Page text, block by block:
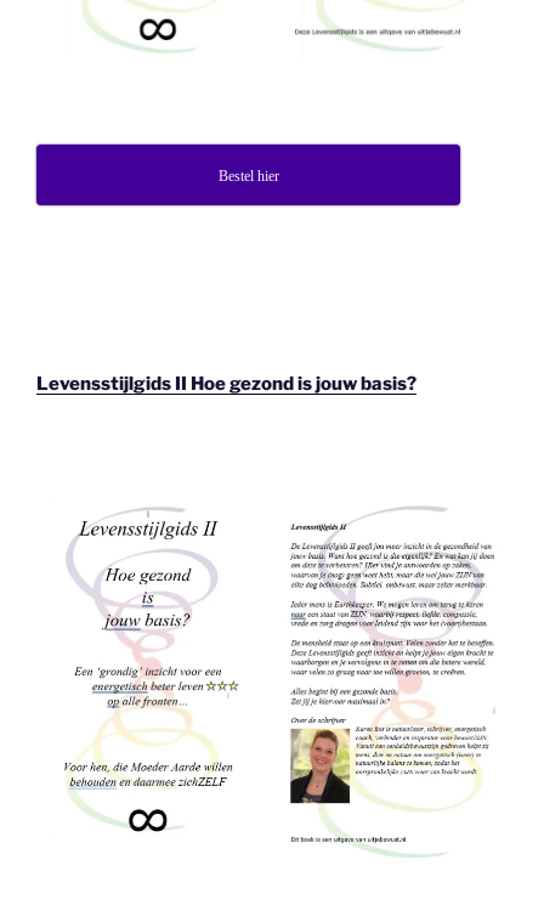
Bestel hier
Levensstijlgids II Hoe gezond is jouw basis?